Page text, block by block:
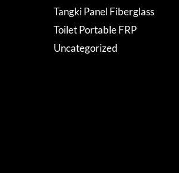
Tangki Panel Fiberglass
Toilet Portable FRP
Uncategorized